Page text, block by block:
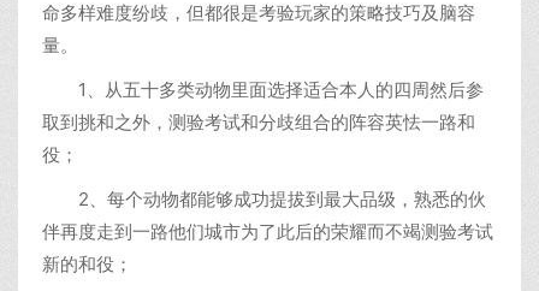
命多样难度纷歧，但都很是考验玩家的策略技巧及脑容
量。
1、从五十多类动物里面选择适合本人的四周然后参
取到挑和之外，测验考试和分歧组合的阵容英怯一路和
役；
2、每个动物都能够成功提拔到最大品级，熟悉的伙
伴再度走到一路他们城市为了此后的荣耀而不竭测验考试
新的和役；